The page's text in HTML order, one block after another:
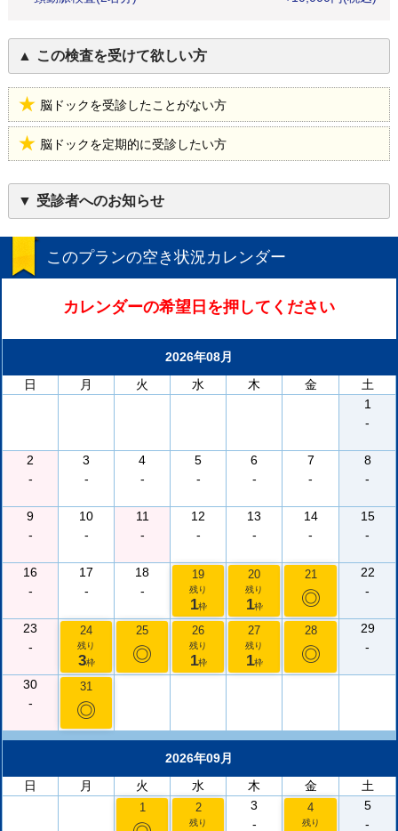
この検査を受けて欲しい方
脳ドックを受診したことがない方
脳ドックを定期的に受診したい方
受診者へのお知らせ
このプランの空き状況カレンダー
カレンダーの希望日を押してください
2026年08月
日
月 火 水 木 金
土
1
-
2
-
3
-
4
-
5
-
6
-
7
-
8
-
9
-
10
-
11
-
12
-
13
-
14
-
15
-
16
-
17
-
18
-
19
残り
1枠
20
残り
1枠
21
◎
22
-
23
-
24
残り
3枠
25
◎
26
残り
1枠
27
残り
1枠
28
◎
29
-
30
-
31
◎
2026年09月
日
月 火 水 木 金 土
1 2
残り
3
-
4
残り
5
-